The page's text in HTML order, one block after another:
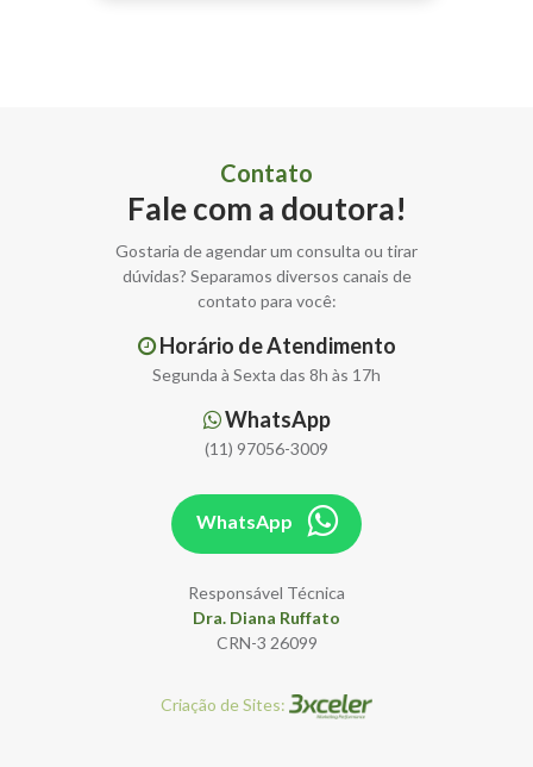
Contato
Fale com a doutora!
Gostaria de agendar um consulta ou tirar
dúvidas? Separamos diversos canais de
contato para você:
Horário de Atendimento
Segunda à Sexta das 8h às 17h
WhatsApp
(11) 97056-3009
WhatsApp
Responsável Técnica
Dra. Diana Ruffato
CRN-3 26099
Criação de Sites: